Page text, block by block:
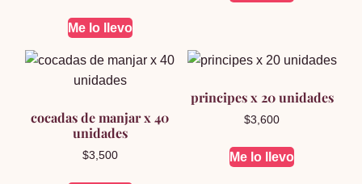
Me lo llevo
cocadas de manjar x 40
unidades
$3,500
principes x 20 unidades
$3,600
Me lo llevo